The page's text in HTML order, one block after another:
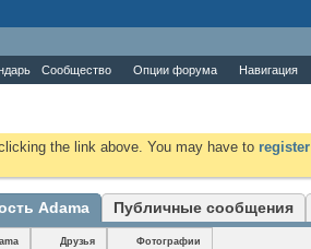
Сообщество Опции форума Навигация
the link above. You may have to register
Аdama Публичные сообщения
Друзья Фотографии